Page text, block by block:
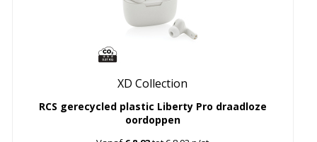
XD Collection
RCS gerecycled plastic Liberty Pro draadloze
oordoppen